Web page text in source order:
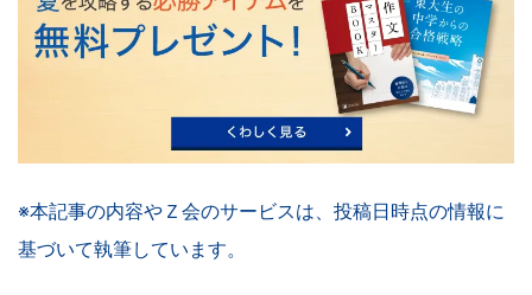
※本記事の内容やＺ会のサービスは、投稿日時点の情報に
基づいて執筆しています。